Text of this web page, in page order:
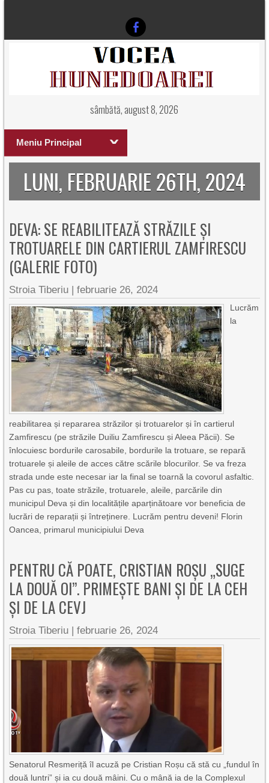
sâmbătă, august 8, 2026
Meniu Principal
LUNI, FEBRUARIE 26TH, 2024
DEVA: SE REABILITEAZĂ STRĂZILE ȘI
TROTUARELE DIN CARTIERUL ZAMFIRESCU
(GALERIE FOTO)
Stroia Tiberiu |februarie 26, 2024
Lucrăm
la
reabilitarea și repararea străzilor și trotuarelor și în cartierul
Zamfirescu (pe străzile Duiliu Zamfirescu și Aleea Păcii). Se
înlocuiesc bordurile carosabile, bordurile la trotuare, se repară
trotuarele și aleile de acces către scările blocurilor. Se va freza
strada unde este necesar iar la final se toarnă la covorul asfaltic.
Pas cu pas, toate străzile, trotuarele, aleile, parcările din
municipul Deva și din localitățile aparținătoare vor beneficia de
lucrări de reparații și întreținere. Lucrăm pentru deveni! Florin
Oancea, primarul municipiului Deva
PENTRU CĂ POATE, CRISTIAN ROȘU „SUGE
LA DOUĂ OI”. PRIMEȘTE BANI ȘI DE LA CEH
ȘI DE LA CEVJ
Stroia Tiberiu |februarie 26, 2024
Senatorul Resmeriță îl acuză pe Cristian Roșu că stă cu „fundul în
două luntri” și ia cu două mâini. Cu o mână ia de la Complexul